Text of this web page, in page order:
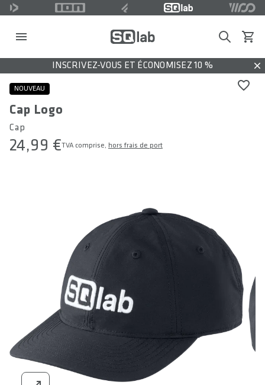
SearchVoir
INSCRIVEZ-VOUS ET ÉCONOMISEZ 10 %
NOUVEAU
Cap Logo
Cap
24,99 €TVA comprise, hors frais de port